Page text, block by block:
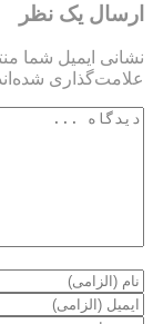
ارسال یک نظر
نشانی ایمیل شما
علامت‌گذاری